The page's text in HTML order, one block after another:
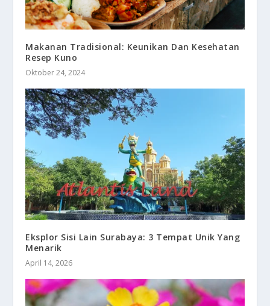
Makanan Tradisional: Keunikan Dan Kesehatan
Resep Kuno
Oktober 24, 2024
Eksplor Sisi Lain Surabaya: 3 Tempat Unik Yang
Menarik
April 14, 2026